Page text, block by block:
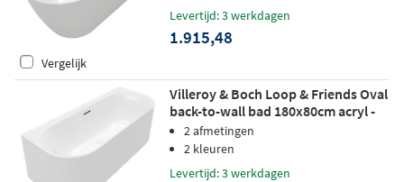
Levertijd: 3 werkdagen
1.915,48
Vergelijk
Villeroy & Boch Loop & Friends Oval
back-to-wall bad 180x80cm acryl -
hoek links/rechts - Stone White
2 afmetingen
2 kleuren
Levertijd: 3 werkdagen